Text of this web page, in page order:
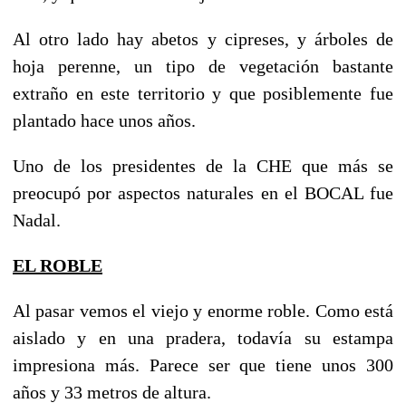
Al otro lado hay abetos y cipreses, y árboles de
hoja perenne, un tipo de vegetación bastante
extraño en este territorio y que posiblemente fue
plantado hace unos años.
Uno de los presidentes de la CHE que más se
preocupó por aspectos naturales en el BOCAL fue
Nadal.
EL ROBLE
Al pasar vemos el viejo y enorme roble. Como está
aislado y en una pradera, todavía su estampa
impresiona más. Parece ser que tiene unos 300
años y 33 metros de altura.